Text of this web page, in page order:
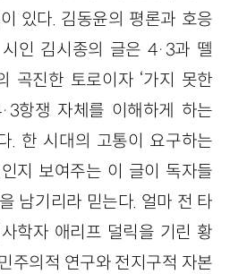
있다. 김동윤의 평론과 호응
인 김시종의 글은 4· 3과 뗄
곡진한 토로이자 ‘가지 못한
· 3항쟁 자체를 이해하게 하는
. 한 시대의 고통이 요구하는
지 보여주는 이 글이 독자들
남기리라 믿는다. 얼마 전 타
학자 애리프 덜릭을 기린 황
주의적 연구와 전지구적 자본